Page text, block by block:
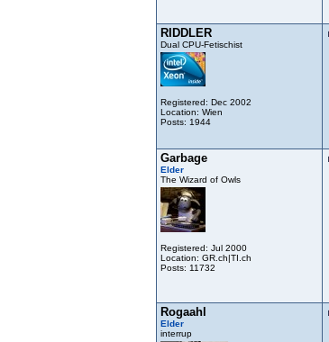
RIDDLER
Dual CPU-Fetischist
Registered: Dec 2002
Location: Wien
Posts: 1944
Garbage
Elder
The Wizard of Owls
Registered: Jul 2000
Location: GR.ch|TI.ch
Posts: 11732
Rogaahl
Elder
interrup